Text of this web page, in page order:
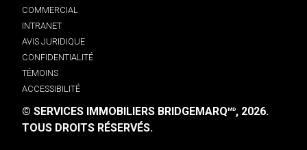
COMMERCIAL
INTRANET
AVIS JURIDIQUE
CONFIDENTIALITÉ
TÉMOINS
ACCESSIBILITÉ
© SERVICES IMMOBILIERS BRIDGEMARQMD, 2026.
TOUS DROITS RÉSERVÉS.